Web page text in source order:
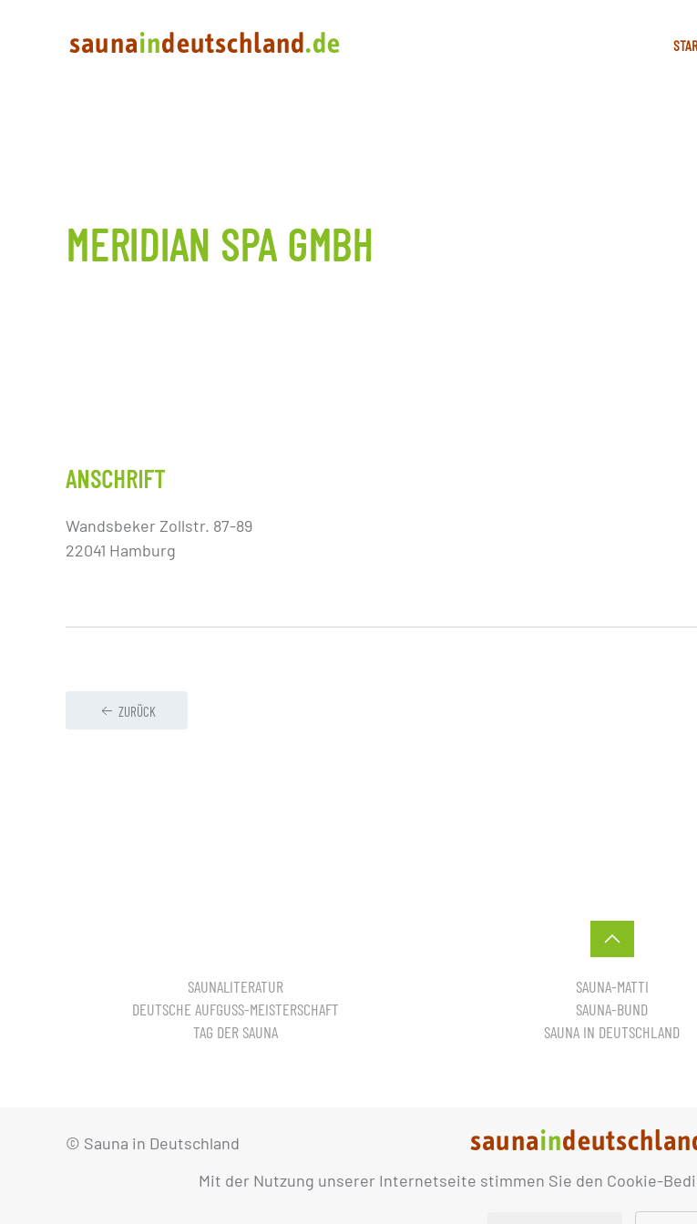
Mit der Nutzung unserer Internetseite stimmen Sie den Cookie-
MERIDIAN SPA GMBH
ANSCHRIFT
Wandsbeker Zollstr. 87-89
22041 Hamburg
ZURÜCK
SAUNALITERATUR
DEUTSCHE AUFGUSS-MEISTERSCHAFT
TAG DER SAUNA
SAUNA-MATTI
SAUNA-BUND
SAUNA IN DEUTSCHLAND
© Sauna in Deutschland